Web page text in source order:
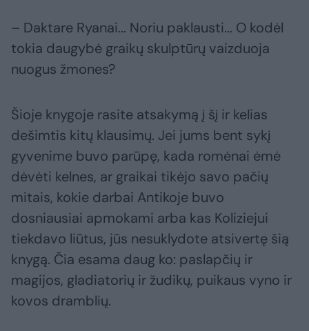
– Daktare Ryanai... Noriu paklausti... O kodėl
tokia daugybė graikų skulptūrų vaizduoja
nuogus žmones?
Šioje knygoje rasite atsakymą į šį ir kelias
dešimtis kitų klausimų. Jei jums bent sykį
gyvenime buvo parūpę, kada romėnai ėmė
dėvėti kelnes, ar graikai tikėjo savo pačių
mitais, kokie darbai Antikoje buvo
dosniausiai apmokami arba kas Koliziejui
tiekdavo liūtus, jūs nesuklydote atsivertę šią
knygą. Čia esama daug ko: paslapčių ir
magijos, gladiatorių ir žudikų, puikaus vyno ir
kovos dramblių.